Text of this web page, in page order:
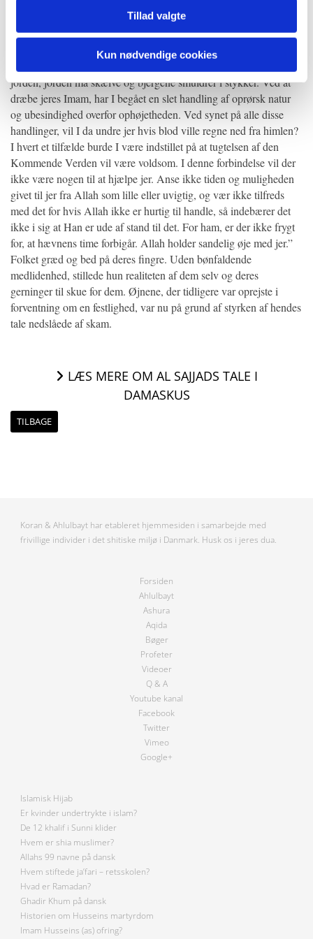
Tillad valgte
Kun nødvendige cookies
Folket af Kufa, ve over jer. Har I indset hvilket stykke af
Mohamads hjerte I har skåret over, hvilken løfte I har brudt, hvis
blod I har udgydt og hvis ære I har vanhelliget? I har ganske vist
jorden, jorden må skælve og bjergene smuldrer i stykker. Ved at
dræbe jeres Imam, har I begået en slet handling af oprørsk natur
og ubesindighed overfor ophøjetheden. Ved synet på alle disse
handlinger, vil I da undre jer hvis blod ville regne ned fra himlen?
I hvert et tilfælde burde I være indstillet på at tugtelsen af den
Kommende Verden vil være voldsom. I denne forbindelse vil der
ikke være nogen til at hjælpe jer. Anse ikke tiden og muligheden
givet til jer fra Allah som lille eller uvigtig, og vær ikke tilfreds
med det for hvis Allah ikke er hurtig til handle, så indebærer det
ikke i sig at Han er ude af stand til det. For ham, er der ikke frygt
for, at hævnens time forbigår. Allah holder sandelig øje med jer.”
Folket græd og bed på deres fingre. Uden bønfaldende
medlidenhed, stillede hun realiteten af dem selv og deres
gerninger til skue for dem. Øjnene, der tidligere var oprejste i
forventning om en festlighed, var nu på grund af styrken af hendes
tale nedslåede af skam.
LÆS MERE OM AL SAJJADS TALE I
DAMASKUS
TILBAGE
Koran & Ahlulbayt har etableret hjemmesiden i samarbejde med
frivillige individer i det shitiske miljø i Danmark. Husk os i jeres dua.
Forsiden
Ahlulbayt
Ashura
Aqida
Bøger
Profeter
Videoer
Q & A
Youtube kanal
Facebook
Twitter
Vimeo
Google+
Islamisk Hijab
Er kvinder undertrykte i islam?
De 12 khalif i Sunni klider
Hvem er shia muslimer?
Allahs 99 navne på dansk
Hvem stiftede ja’fari – retsskolen?
Hvad er Ramadan?
Ghadir Khum på dansk
Historien om Husseins martyrdom
Imam Husseins (as) ofring?